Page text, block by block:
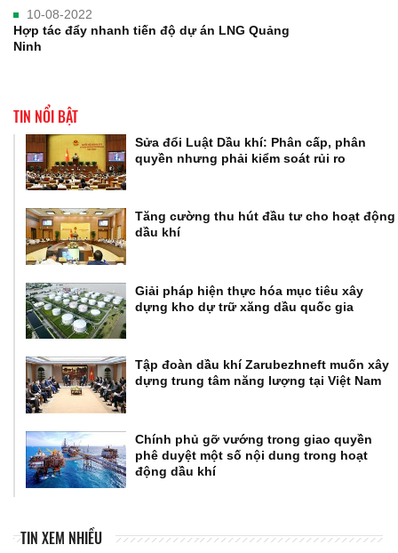
10-08-2022
Hợp tác đẩy nhanh tiến độ dự án LNG Quảng
Ninh
TIN NỔI BẬT
Sửa đổi Luật Dầu khí: Phân cấp, phân
quyền nhưng phải kiểm soát rủi ro
Tăng cường thu hút đầu tư cho hoạt động
dầu khí
Giải pháp hiện thực hóa mục tiêu xây
dựng kho dự trữ xăng dầu quốc gia
Tập đoàn dầu khí Zarubezhneft muốn xây
dựng trung tâm năng lượng tại Việt Nam
Chính phủ gỡ vướng trong giao quyền
phê duyệt một số nội dung trong hoạt
động dầu khí
TIN XEM NHIỀU